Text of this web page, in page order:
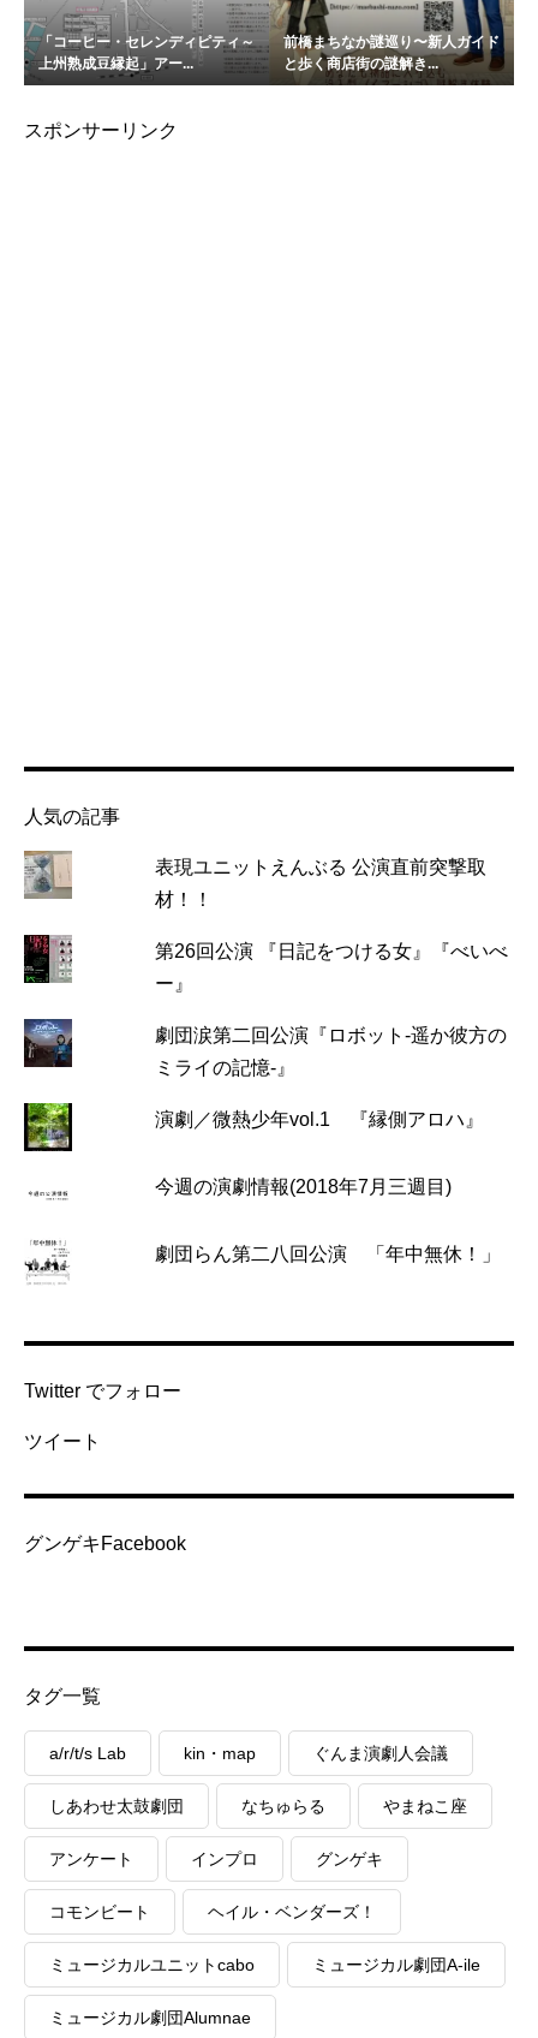
「コーヒー・セレンディピティ～
上州熟成豆縁起」アー...
前橋まちなか謎巡り〜新人ガイド
と歩く商店街の謎解き...
スポンサーリンク
人気の記事
表現ユニットえんぶる 公演直前突撃取
材！！
第26回公演 『日記をつける女』『べいべ
ー』
劇団涙第二回公演『ロボット-遥か彼方の
ミライの記憶-』
演劇／微熱少年vol.1 『縁側アロハ』
今週の演劇情報(2018年7月三週目)
劇団らん第二八回公演 「年中無休！」
Twitter でフォロー
ツイート
グンゲキFacebook
タグ一覧
a/r/t/s Lab kin・map ぐんま演劇人会議
しあわせ太鼓劇団 なちゅらる やまねこ座
アンケート インプロ グンゲキ
コモンビート ヘイル・ベンダーズ！
ミュージカルユニットcabo ミュージカル劇団A-ile
ミュージカル劇団Alumnae